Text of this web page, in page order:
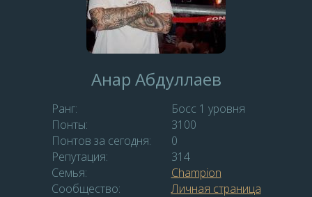
Анар Абдуллаев
Ранг:
Босс 1 уровня
Понты:
3100
Понтов за сегодня:
0
Репутация:
314
Семья:
Champion
Сообщество:
Личная страница